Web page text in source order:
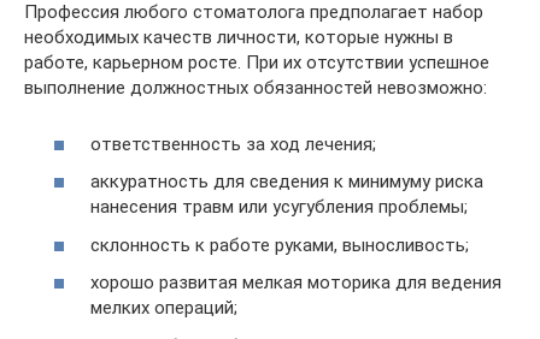
Профессия любого стоматолога предполагает набор
необходимых качеств личности, которые нужны в
работе, карьерном росте. При их отсутствии успешное
выполнение должностных обязанностей невозможно:
ответственность за ход лечения;
аккуратность для сведения к минимуму риска
нанесения травм или усугубления проблемы;
склонность к работе руками, выносливость;
хорошо развитая мелкая моторика для ведения
мелких операций;